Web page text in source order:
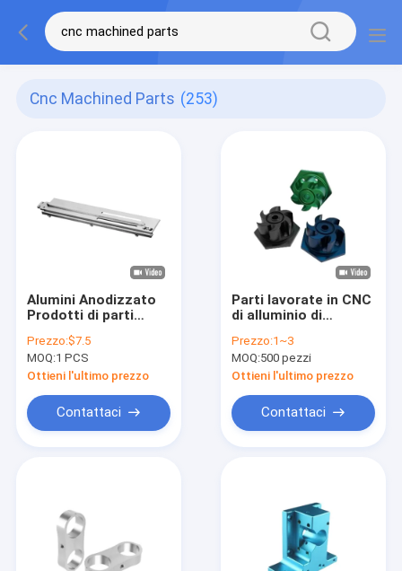
Cnc Machined Parts (253)
Alumini Anodizzato
Prodotti di parti
chiaro Per
apparecchiatura di
telecomunicazione
Prezzo:$7.5
MOQ:1 PCS
Ottieni l'ultimo prezzo
Contattaci
Parti lavorate in CNC
di alluminio di
Anodizzante Parti di
macchine a tornio
CNC
Prezzo:1~3
MOQ:500 pezzi
Ottieni l'ultimo prezzo
Contattaci